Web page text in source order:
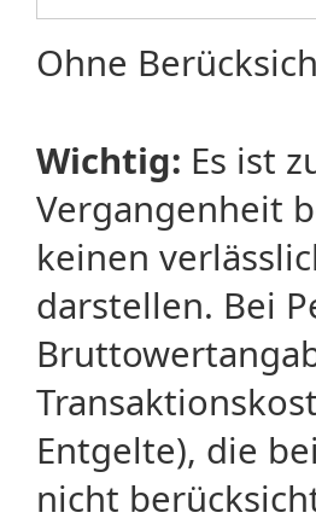
Ohne
Wichtig: Es ist
Vergangenheit
keinen
darstellen. Bei
Entgelte), die
nicht